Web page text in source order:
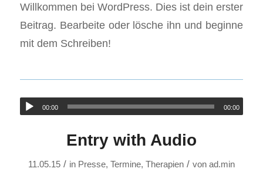
Willkommen bei WordPress. Dies ist dein erster
Beitrag. Bearbeite oder lösche ihn und beginne
mit dem Schreiben!
00:00 00:00
Entry with Audio
11.05.15 / in Presse, Termine, Therapien / von ad.min